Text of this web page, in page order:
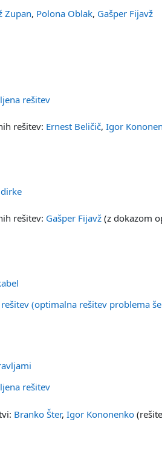
Zupan, Polona Oblak, Gašper Fijavž
rešitev
rešitev: Ernest Beličič, Igor
rešitev: Gašper Fijavž(z dokazom
(optimalna rešitev problema
rešitev
Branko Šter, Igor Kononenko